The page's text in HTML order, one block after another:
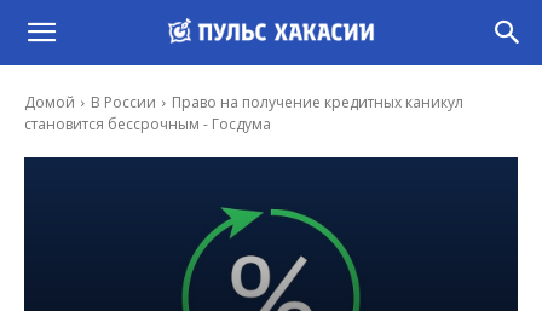
Домой В России
Право на получение кредитных каникул
становится бессрочным - Госдума